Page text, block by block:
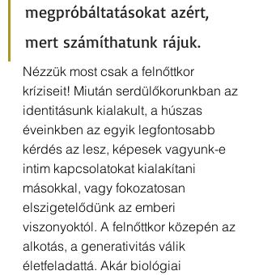
megpróbáltatásokat azért,
mert számíthatunk rájuk.
Nézzük most csak a felnőttkor
kríziseit! Miután serdülőkorunkban az
identitásunk kialakult, a húszas
éveinkben az egyik legfontosabb
kérdés az lesz, képesek vagyunk-e
intim kapcsolatokat kialakítani
másokkal, vagy fokozatosan
elszigetelődünk az emberi
viszonyoktól. A felnőttkor közepén az
alkotás, a generativitás válik
életfeladattá. Akár biológiai